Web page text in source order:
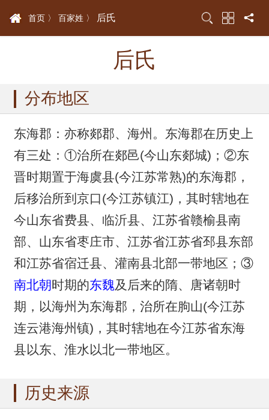
首页 〉 百家姓 〉 后氏
后氏
分布地区
东海郡：亦称郯郡、海州。东海郡在历史上
有三处：①治所在郯邑(今山东郯城)；②东
晋时期置于海虞县(今江苏常熟)的东海郡，
后移治所到京口(今江苏镇江)，其时辖地在
今山东省费县、临沂县、江苏省赣榆县南
部、山东省枣庄市、江苏省江苏省邳县东部
和江苏省宿迁县、灌南县北部一带地区；③
南北朝时期的东魏及后来的隋、唐诸朝时
期，以海州为东海郡，治所在朐山(今江苏
连云港海州镇)，其时辖地在今江苏省东海
县以东、淮水以北一带地区。
历史来源